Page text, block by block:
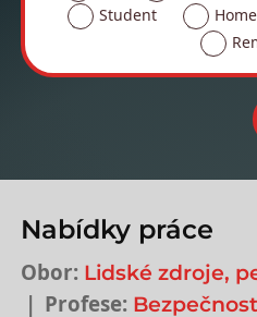
Student
Nabídky práce
Obor: Lidské zdroje,
Profese: